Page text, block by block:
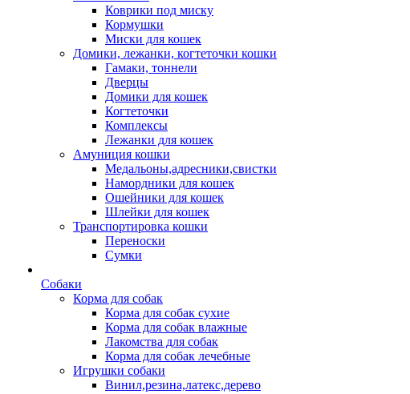
Коврики под миску
Кормушки
Миски для кошек
Домики, лежанки, когтеточки кошки
Гамаки, тоннели
Дверцы
Домики для кошек
Когтеточки
Комплексы
Лежанки для кошек
Амуниция кошки
Медальоны,адресники,свистки
Намордники для кошек
Ошейники для кошек
Шлейки для кошек
Транспортировка кошки
Переноски
Сумки
Собаки
Корма для собак
Корма для собак сухие
Корма для собак влажные
Лакомства для собак
Корма для собак лечебные
Игрушки собаки
Винил,резина,латекс,дерево